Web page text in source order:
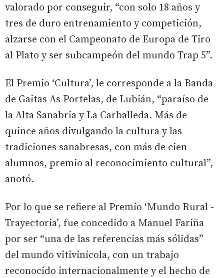
valorado por conseguir, “con solo 18 años y
tres de duro entrenamiento y competición,
alzarse con el Campeonato de Europa de Tiro
al Plato y ser subcampeón del mundo Trap 5”.
El Premio ‘Cultura’, le corresponde a la Banda
de Gaitas As Portelas, de Lubián, “paraíso de
la Alta Sanabria y La Carballeda. Más de
quince años divulgando la cultura y las
tradiciones sanabresas, con más de cien
alumnos, premio al reconocimiento cultural”,
anotó.
Por lo que se refiere al Premio ‘Mundo Rural -
Trayectoria’, fue concedido a Manuel Fariña
por ser “una de las referencias más sólidas”
del mundo vitivinícola, con un trabajo
reconocido internacionalmente y el hecho de